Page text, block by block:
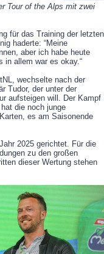
Tour of the Alps mit zwei
für das Training der letzten
haderte: “Meine
aber ich habe heute
in allem war es okay.“
wechselte nach der
Tudor, der unter der
aufsteigen will. Der Kampf
die noch junge
es am Saisonende
2025 gerichtet. Für die
zu den großen
dieser Wertung stehen